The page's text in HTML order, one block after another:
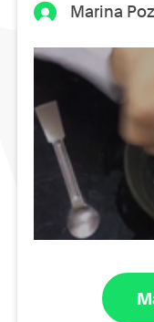
Marina